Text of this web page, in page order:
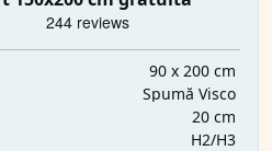
90 x 200 cm
Spumă Visco
20 cm
H2/H3